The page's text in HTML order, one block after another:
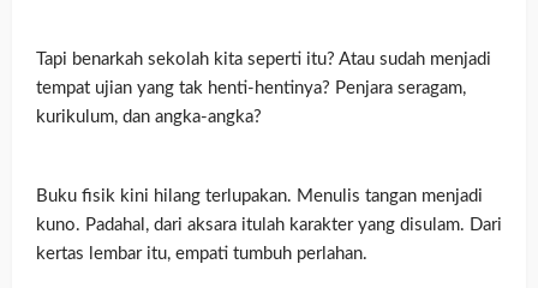
Tapi benarkah sekolah kita seperti itu? Atau sudah menjadi
tempat ujian yang tak henti-hentinya? Penjara seragam,
kurikulum, dan angka-angka?
Buku fisik kini hilang terlupakan. Menulis tangan menjadi
kuno. Padahal, dari aksara itulah karakter yang disulam. Dari
kertas lembar itu, empati tumbuh perlahan.